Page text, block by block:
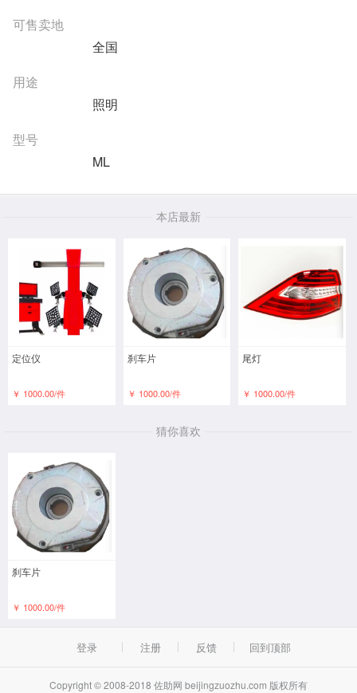
可售卖地
全国
用途
照明
型号
ML
本店最新
定位仪
￥ 1000.00/件
刹车片
￥ 1000.00/件
尾灯
￥ 1000.00/件
猜你喜欢
刹车片
￥ 1000.00/件
登录 注册 反馈 回到顶部
Copyright © 2008-2018 佐助网 beijingzuozhu.com 版权所有